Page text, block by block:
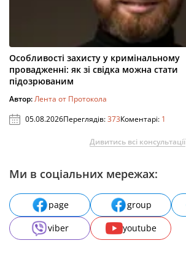
Особливості захисту у кримінальному
провадженні: як зі свідка можна стати
підозрюваним
Автор:Лента от Протокола
05.08.2026Переглядів:373Коментарі: 1
Дивитись всі консультації
Ми в соціальних мережах:
page group
viber
youtube